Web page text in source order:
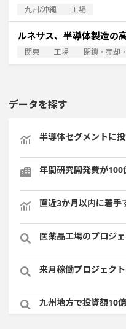
九州/沖縄 工場
ルネサス、半導体製造の
関東 工場 閉鎖・売却
データを探す
半導体セグメントに
年間研究開発費が
直近3か月以内に着手
医薬品工場のプロジ
来月稼働プロジェクト
九州地方で投資額10